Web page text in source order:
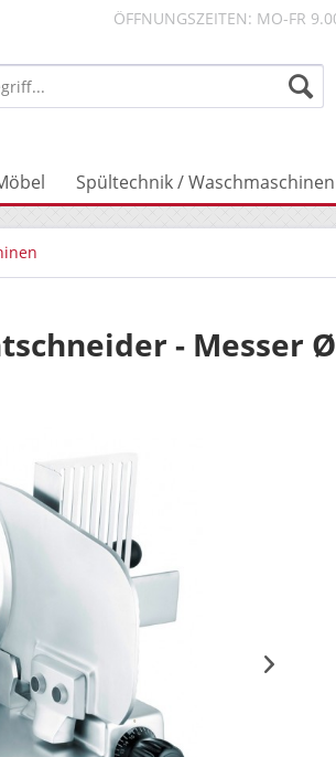
ÖFFNUNGSZEITEN: MO-FR
Spültechnik / Waschmaschinen
- Messer